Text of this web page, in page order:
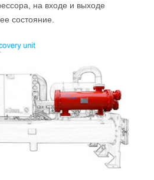
на входе и выходе
состояние.